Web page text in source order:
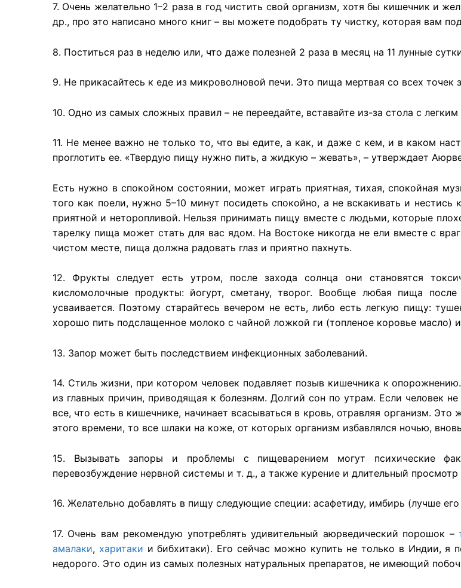
7. Очень желательно 1–2 раза в год чистить свой организм, хотя бы кишечник и
др., про это написано много книг – вы можете подобрать ту чистку, которая вам
8. Поститься раз в неделю или, что даже полезней 2 раза в месяц на 11 лунные
9. Не прикасайтесь к еде из микроволновой печи. Это пища мертвая со всех точек
10. Одно из самых сложных правил – не переедайте, вставайте из-за стола с легким
11. Не менее важно нетолько то, что выедите, а как, и дажес кем, и в каком
проглотить ее. «Твердую пищу нужно пить, а жидкую – жевать», – утверждает
Есть нужно в спокойном состоянии, может играть приятная, тихая, спокойная
того как поели, нужно 5–10 минут посидеть спокойно, а не вскакивать и
приятной и неторопливой. Нельзя принимать пищу вместе с людьми, которые
тарелку пища может стать для вас ядом. На Востоке никогда не ели вместе с
чистом месте, пища должна радовать глаз и приятно пахнуть.
12. Фрукты следует есть утром, после захода солнца они становятся
кисломолочные продукты: йогурт, сметану,творог. Вообще любая пища после
усваивается. Поэтому старайтесь вечером не есть,либо есть легкую пищу:
хорошо пить подслащенное молоко с чайной ложкой ги (топленое коровье масло)
13. Запор может быть последствием инфекционных заболеваний.
14. Стиль жизни, при котором человек подавляет позыв кишечника копорожнению.
из главных причин, приводящая к болезням. Долгий сон по утрам. Если человек не
все, что есть в кишечнике, начинает всасываться в кровь,отравляя организм. Это
этого времени, то все шлаки на коже, от которых организм избавлялся ночью, вновь
15. Вызывать запоры и проблемы с пищеварением могут психические
перевозбуждение нервной системы и т. д., а также курение и длительный просмотр
16. Желательно добавлять в пищу следующие специи: асафетиду, имбирь (лучше его
17. Очень вам рекомендую употреблять удивительный аюрведический порошок –
амалаки, харитаки ибибхитаки). Его сейчас можно купить нетолько в Индии, я
недорого. Это один из самых полезных натуральных препаратов, не имеющий